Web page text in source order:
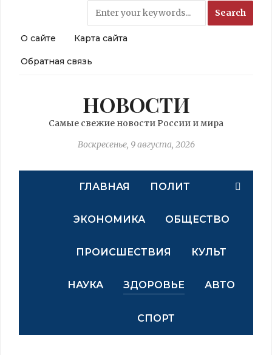
О сайте Карта сайта
Обратная связь
НОВОСТИ
Самые свежие новости России и мира
Воскресенье, 9 августа, 2026
ГЛАВНАЯ ПОЛИТ
ЭКОНОМИКА ОБЩЕСТВО
ПРОИСШЕСТВИЯ КУЛЬТ
НАУКА ЗДОРОВЬЕ АВТО
СПОРТ